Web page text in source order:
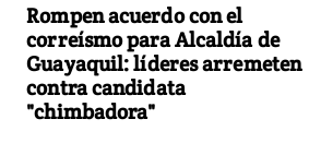
Rompen acuerdo con el
correísmo para Alcaldía de
Guayaquil: líderes arremeten
contra candidata
"chimbadora"